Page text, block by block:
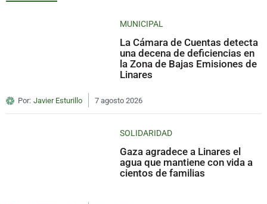
MUNICIPAL
La Cámara de Cuentas detecta
una decena de deficiencias en
la Zona de Bajas Emisiones de
Linares
Por: Javier Esturillo 7 agosto 2026
SOLIDARIDAD
Gaza agradece a Linares el
agua que mantiene con vida a
cientos de familias